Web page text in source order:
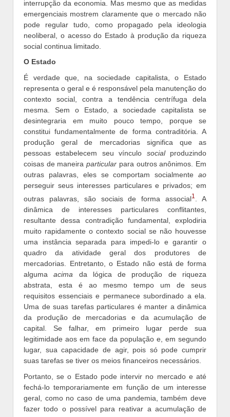
interrupção da economia. Mas mesmo que as medidas
emergenciais mostrem claramente que o mercado não
pode regular tudo, como propagado pela ideologia
neoliberal, o acesso do Estado à produção da riqueza
social continua limitado.
O Estado
É verdade que, na sociedade capitalista, o Estado
representa o geral e é responsável pela manutenção do
contexto social, contra a tendência centrífuga dela
mesma. Sem o Estado, a sociedade capitalista se
desintegraria em muito pouco tempo, porque se
constitui fundamentalmente de forma contraditória. A
produção geral de mercadorias significa que as
pessoas estabelecem seu vínculo socialproduzindo
coisas de maneiraparticular para outros anônimos. Em
outras palavras, eles se comportam socialmente ao
perseguir seus interesses particulares e privados; em
outras palavras, são sociais de forma associal1
. A
dinâmica de interesses particulares conflitantes,
resultante dessa contradição fundamental, explodiria
muito rapidamente o contexto social se não houvesse
uma instância separada para impedi-lo e garantir o
quadro da atividade geral dos produtores de
mercadorias. Entretanto, o Estado não está de forma
algumaacima da lógica de produção de riqueza
abstrata, esta é ao mesmo tempo um de seus
requisitos essenciais e permanece subordinado a ela.
Uma de suas tarefas particulares é manter a dinâmica
da produção de mercadorias e da acumulação de
capital. Se falhar, em primeiro lugar perde sua
legitimidade aos em face da população e, em segundo
lugar, sua capacidade de agir, pois só pode cumprir
suas tarefas se tiver os meios financeiros necessários.
Portanto, se o Estado pode intervir no mercado e até
fechá-lo temporariamente em função de um interesse
geral, como no caso de uma pandemia, também deve
fazer todo o possível para reativar a acumulação de